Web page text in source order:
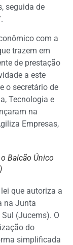
seguida de
com a
trazem em
de prestação
a este
o secretário de
Tecnologia e
na
Empresas,
Balcão Único
que autoriza a
na Junta
(Jucems). O
do
simplificada